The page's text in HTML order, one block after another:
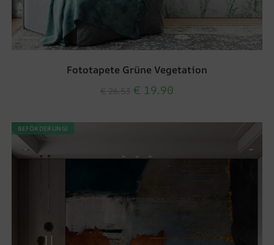
Fototapete Grüne Vegetation
€ 19.90
BEFÖRDERUNG!